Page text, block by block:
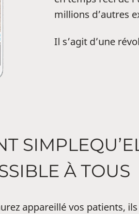
millions d’autres
Il s’agit d’une
À TOUS
appareillé vos patients,